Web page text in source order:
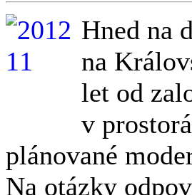
Hned na
na
let od
v
plánované
Na otázky